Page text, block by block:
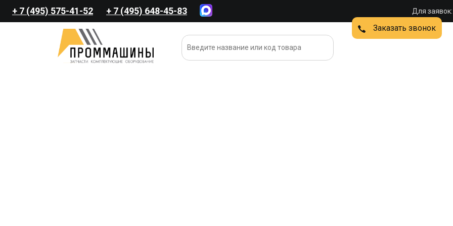
+ 7 (495) 575-41-52 + 7 (495) 648-45-83 Для заявок:
Заказать звонок